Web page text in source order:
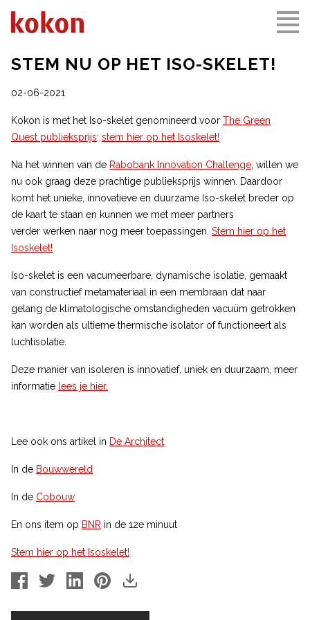
STEM NU OP HET ISO-SKELET!
02-06-2021
Kokon is met het Iso-skelet genomineerd voor The Green
Quest publieksprijs: stem hier op het Isoskelet!
Na het winnen van de Rabobank Innovation Challenge , willen we
nu ook graag deze prachtige publieksprijs winnen. Daardoor
komt het unieke, innovatieve en duurzame Iso-skelet breder op
de kaart te staan en kunnen we met meer partners
verder werken naar nog meer toepassingen. Stem hier op het
Isoskelet!
Iso-skelet is een vacumeerbare, dynamische isolatie, gemaakt
van constructief metamateriaal in een membraan dat naar
gelang de klimatologische omstandigheden vacuüm getrokken
kan worden als ultieme thermische isolator of functioneert als
luchtisolatie.
Deze manier van isoleren is innovatief, uniek en duurzaam, meer
informatie lees je hier.
Lee ook ons artikel in De Architect
In de Bouwwereld
In de Cobouw
En ons item op BNR in de 12e minuut
Stem hier op het Isoskelet!